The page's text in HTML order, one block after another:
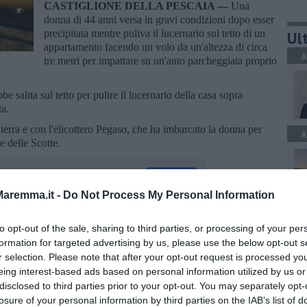
- Do Not Process My Personal Information
opt-out of the sale, sharing to third parties, or processing of your
for targeted advertising by us, please use the below opt-out
selection. Please note that after your opt-out request is processed
interest-based ads based on personal information utilized by us
to third parties prior to your opt-out. You may separately
of your personal information by third parties on the IAB’s list of
CASTIGLIONE DELLA PESCAIA — Una
donna di 44 anni versa in gravi condizioni dopo esser
precipitata mentre puliva il lucernario sul tetto di un
appartamento facendo un volo da un'altezza di circa
tre metri per impattare su un'auto parcheggiata proprio
salita sul tetto per pulire il lucernario della casa sopra
e con l'elicottero Pegaso, che ha imbarcato la donna per
delle Scotte.
iscriviti allaNewsletter QUInews - ToscanaMedia.
nella tua casella di posta.